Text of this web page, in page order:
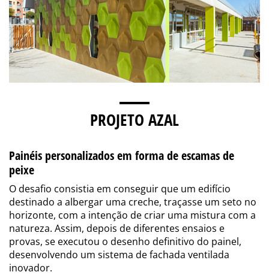
PROJETO AZAL
Painéis personalizados em forma de escamas de
peixe
O desafio consistia em conseguir que um edifício
destinado a albergar uma creche, traçasse um seto no
horizonte, com a intenção de criar uma mistura com a
natureza. Assim, depois de diferentes ensaios e
provas, se executou o desenho definitivo do painel,
desenvolvendo um sistema de fachada ventilada
inovador.